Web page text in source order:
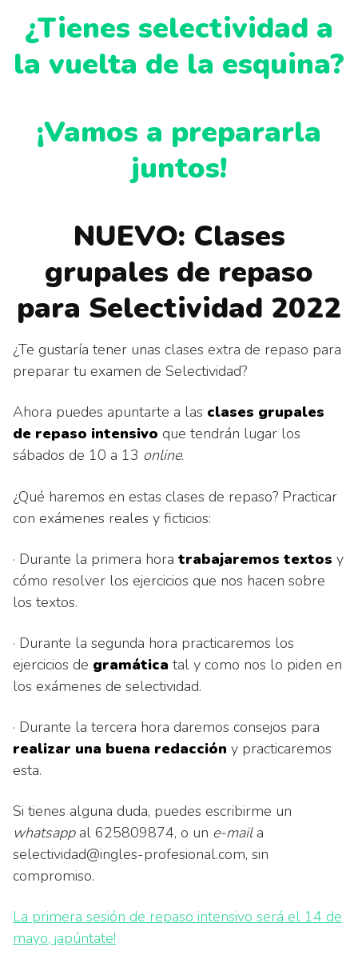
¿Tienes selectividad a
la vuelta de la esquina?
¡Vamos a prepararla
juntos!
NUEVO: Clases
grupales de repaso
para Selectividad 2022
¿Te gustaría tener unas clases extra de repaso para
preparar tu examen de Selectividad?
Ahora puedes apuntarte a las clases grupales
de repaso intensivo que tendrán lugar los
sábados de 10 a 13 online.
¿Qué haremos en estas clases de repaso? Practicar
con exámenes reales y ficticios:
· Durante la primera hora trabajaremos textos y
cómo resolver los ejercicios que nos hacen sobre
los textos.
· Durante la segunda hora practicaremos los
ejercicios de gramática tal y como nos lo piden en
los exámenes de selectividad.
· Durante la tercera hora daremos consejos para
realizar una buena redacción y practicaremos
esta.
Si tienes alguna duda, puedes escribirme un
whatsappal 625809874, o un e-maila
selectividad@ingles-profesional.com, sin
compromiso.
La primera sesión de repaso intensivo será el 14 de
mayo, ¡apúntate!